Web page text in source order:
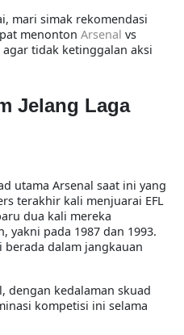
mari simak rekomendasi
menonton Arsenal vs
agar tidak ketinggalan aksi
Jelang Laga
utama Arsenal saat ini yang
terakhir kali menjuarai EFL
dua kali mereka
yakni pada 1987 dan 1993.
berada dalam jangkauan
dengan kedalaman skuad
kompetisi ini selama